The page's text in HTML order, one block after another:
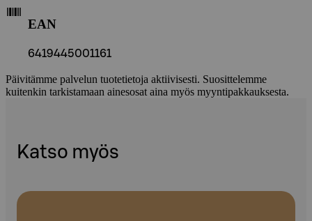
EAN
6419445001161
Päivitämme palvelun tuotetietoja aktiivisesti. Suosittelemme
kuitenkin tarkistamaan ainesosat aina myös myyntipakkauksesta.
Katso myös